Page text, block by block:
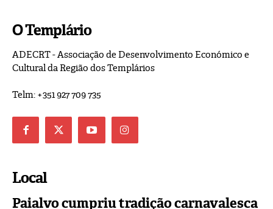
O Templário
ADECRT - Associação de Desenvolvimento Económico e
Cultural da Região dos Templários
Telm: +351 927 709 735
Local
Paialvo cumpriu tradição carnavalesca